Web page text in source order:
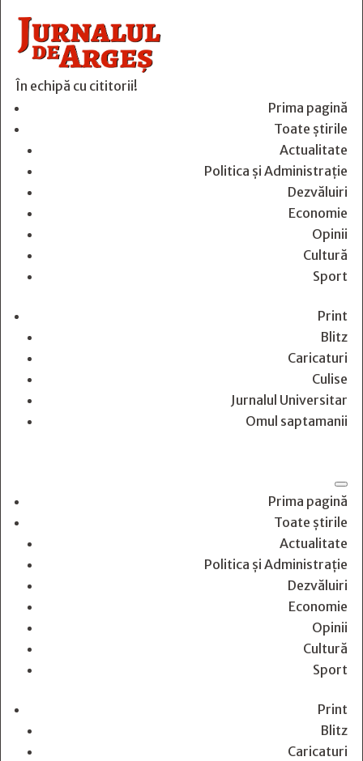
În echipă cu cititorii!
Prima pagină
Toate știrile
Actualitate
Politica și Administrație
Dezvăluiri
Economie
Opinii
Cultură
Sport
Print
Blitz
Caricaturi
Culise
Jurnalul Universitar
Omul saptamanii
Prima pagină
Toate știrile
Actualitate
Politica și Administrație
Dezvăluiri
Economie
Opinii
Cultură
Sport
Print
Blitz
Caricaturi